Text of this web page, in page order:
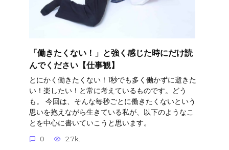
「働きたくない！」と強く感じた時にだけ読
んでください【仕事観】
とにかく働きたくない！1秒でも多く働かずに逝きた
い！楽したい！と常に考えているものです。どう
も。 今回は、そんな毎秒ごとに働きたくないという
思いを抱えながら生きている私が、以下のようなこ
とを中心に書いていこうと思います。
0 2.7k.